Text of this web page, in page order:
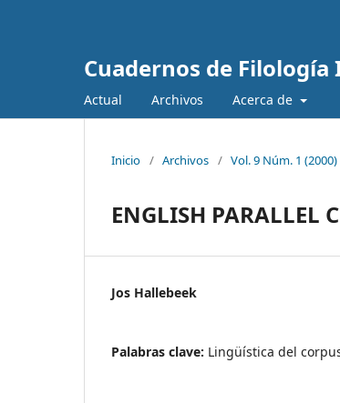
Cuadernos de Filología
Actual Archivos Acerca de
Inicio / Archivos / Vol. 9 Núm. 1 (2000)
ENGLISH PARALLEL
Jos Hallebeek
Palabras clave: Lingüística del